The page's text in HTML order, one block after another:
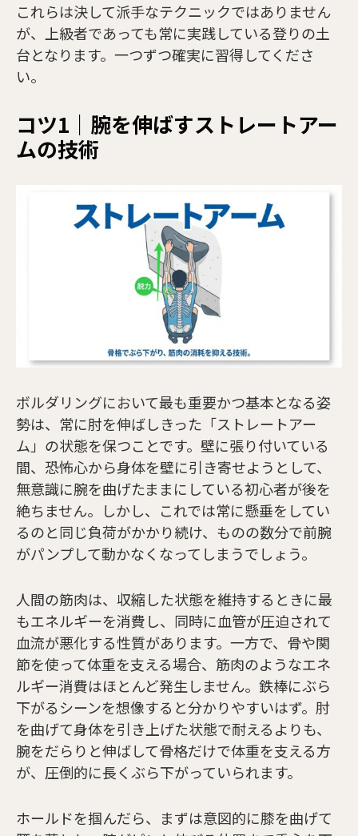
これらは決して派手なテクニックではありません
が、上級者であっても常に実践している登りの土
台となります。一つずつ確実に習得してくださ
い。
コツ1｜腕を伸ばすストレートアー
ムの技術
ボルダリングにおいて最も重要かつ基本となる姿
勢は、常に肘を伸ばしきった「ストレートアー
ム」の状態を保つことです。壁に張り付いている
間、恐怖心から身体を壁に引き寄せようとして、
無意識に腕を曲げたままにしている初心者が後を
絶ちません。しかし、これでは常に懸垂をしてい
るのと同じ負荷がかかり続け、ものの数分で前腕
がパンプして動かなくなってしまうでしょう。
人間の筋肉は、収縮した状態を維持するときに最
もエネルギーを消費し、同時に血管が圧迫されて
血流が悪化する性質があります。一方で、骨や関
節を使って体重を支える場合、筋肉のようなエネ
ルギー消費はほとんど発生しません。鉄棒にぶら
下がるシーンを想像すると分かりやすいはず。肘
を曲げて身体を引き上げた状態で耐えるよりも、
腕をだらりと伸ばして骨格だけで体重を支える方
が、圧倒的に長くぶら下がっていられます。
ホールドを掴んだら、まずは意図的に膝を曲げて